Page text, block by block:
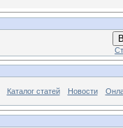
Каталог статей Новости